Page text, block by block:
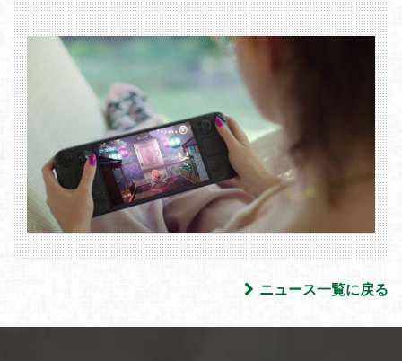
ニュース一覧に戻る